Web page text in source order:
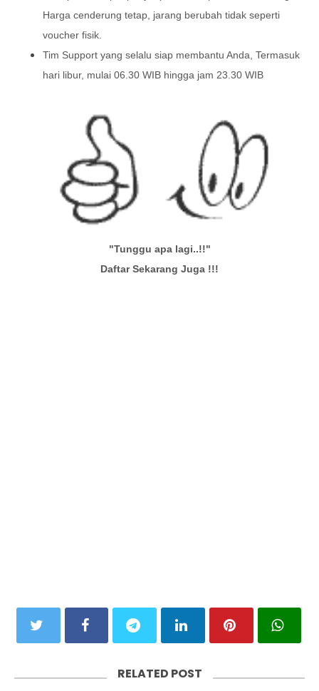
Harga cenderung tetap, jarang berubah tidak seperti
voucher fisik.
Tim Support yang selalu siap membantu Anda, Termasuk
hari libur, mulai 06.30 WIB hingga jam 23.30 WIB
"Tunggu apa lagi..!!"
Daftar Sekarang Juga !!!
RELATED POST